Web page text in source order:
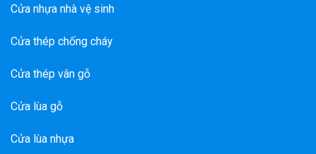
Cửa nhựa nhà vệ sinh
Cửa thép chống cháy
Cửa thép vân gỗ
Cửa lùa gỗ
Cửa lùa nhựa